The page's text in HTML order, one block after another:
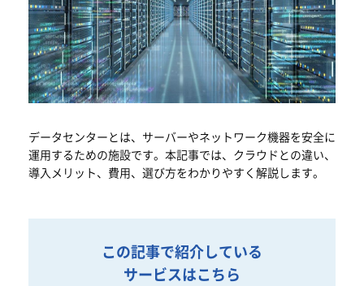
データセンターとは、サーバーやネットワーク機器を安全に
運用するための施設です。本記事では、クラウドとの違い、
導入メリット、費用、選び方をわかりやすく解説します。
この記事で紹介している
サービスはこちら